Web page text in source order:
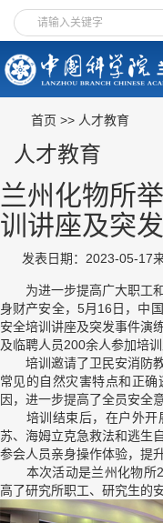
首页 >> 人才教育
人才教育
兰州化物所
训讲座及突
发表日期：2023-05-17
为进一步提高广大职工和
身财产安全，5月16日，中
安全培训讲座及突发事件演
及临聘人员200余人参加培训
培训邀请了卫民安消防教
常见的自然灾害特点和正
因，进一步提高了全员安全
培训结束后，在户外开
苏、海姆立克急救法和逃生
参会人员亲身操作体验，提
本次活动是兰州化物所
高了研究所职工、研究生的